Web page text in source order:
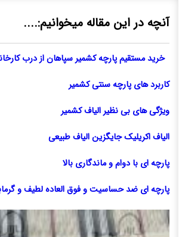
آنچه در این مقاله میخوانیم:....
خرید مستقیم پارچه کشمیر سپاهان از درب
کاربرد های پارچه سنتی کشمیر
ویژگی های بی نظیر الیاف کشمیر
الیاف اکریلیک جایگزین الیاف طبیعی
پارچه ای با دوام و ماندگاری بالا
پارچه ای ضد حساسیت و فوق العاده لطیف و